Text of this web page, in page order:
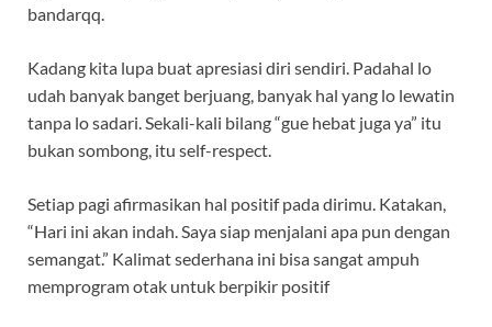
bandarqq.
Kadang kita lupa buat apresiasi diri sendiri. Padahal lo
udah banyak banget berjuang, banyak hal yang lo lewatin
tanpa lo sadari. Sekali-kali bilang “gue hebat juga ya” itu
bukan sombong, itu self-respect.
Setiap pagi afirmasikan hal positif pada dirimu. Katakan,
“Hari ini akan indah. Saya siap menjalani apa pun dengan
semangat.” Kalimat sederhana ini bisa sangat ampuh
memprogram otak untuk berpikir positif